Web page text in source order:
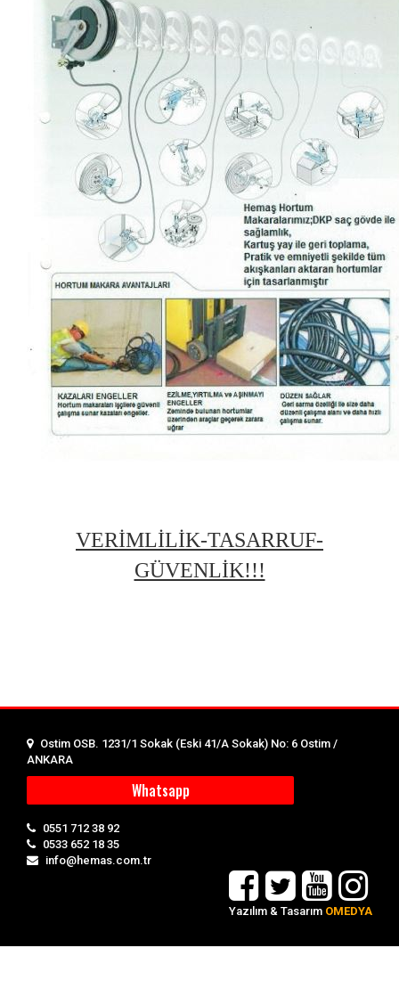
VERİMLİLİK-TASARRUF-
GÜVENLİK!!!
Ostim OSB. 1231/1 Sokak (Eski 41/A Sokak) No: 6 Ostim /
ANKARA
Whatsapp
0551 712 38 92
0533 652 18 35
info@hemas.com.tr
Yazılım & Tasarım OMEDYA